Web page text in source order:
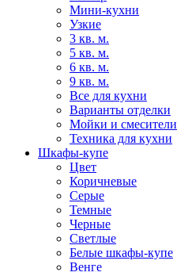
Мини-кухни
Узкие
3 кв. м.
5 кв. м.
6 кв. м.
9 кв. м.
Все для кухни
Варианты отделки
Мойки и смесители
Техника для кухни
Шкафы-купе
Цвет
Коричневые
Серые
Темные
Черные
Светлые
Белые шкафы-купе
Венге